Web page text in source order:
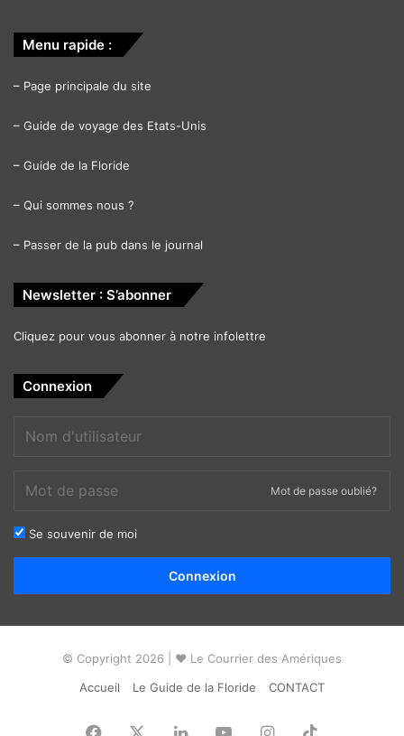
Menu rapide :
– Page principale du site
– Guide de voyage des Etats-Unis
– Guide de la Floride
– Qui sommes nous ?
– Passer de la pub dans le journal
Newsletter : S’abonner
Cliquez pour vous abonner à notre infolettre
Connexion
Mot de passe oublié?
Se souvenir de moi
Connexion
© Copyright 2026 | ❤ Le Courrier des Amériques
Accueil
Le Guide de la Floride CONTACT
Facebook LinkedinYouTubeInstagram